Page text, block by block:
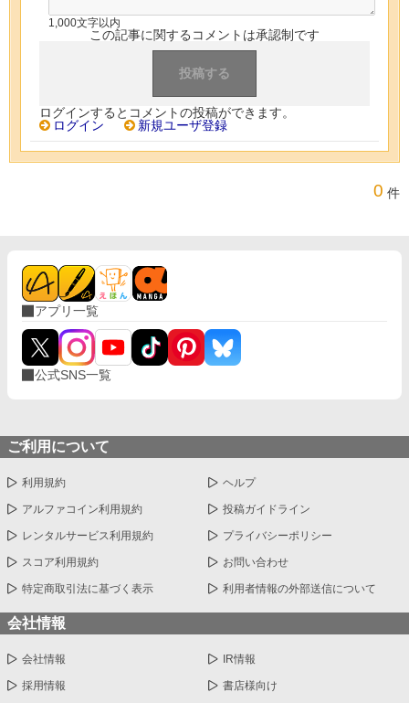
1,000文字以内
この記事に関するコメントは承認制です
ログインするとコメントの投稿ができます。
ログイン
新規ユーザ登録
0 件
アプリ一覧
公式SNS一覧
ご利用について
利用規約 ヘルプ
アルファコイン利用規約 投稿ガイドライン
レンタルサービス利用規約 プライバシーポリシー
スコア利用規約 お問い合わせ
特定商取引法に基づく表示 利用者情報の外部送信について
会社情報
会社情報 IR情報
採用情報 書店様向け